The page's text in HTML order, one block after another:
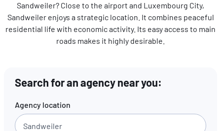
Search site
ENFRDE
Sandweiler? Close to the airport and Luxembourg City,
Sandweiler enjoys a strategic location. It combines peaceful
residential life with economic activity. Its easy access to main
roads makes it highly desirable.
Search for an agency near you:
Agency location